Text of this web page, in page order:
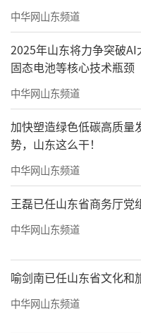
“大国重器”亮
力
展览现场，70
成为最大亮点，让
海洋硬实力。
“蛟龙号”、极
技基础设施，为国
中华网山东频道
2025年山东将力争突破
固态电池等核心技术瓶颈
中华网山东频道
加快塑造绿色低碳高质量
势，山东这么干！
中华网山东频道
王磊已任山东省商务厅党
中华网山东频道
喻剑南已任山东省文化和
中华网山东频道